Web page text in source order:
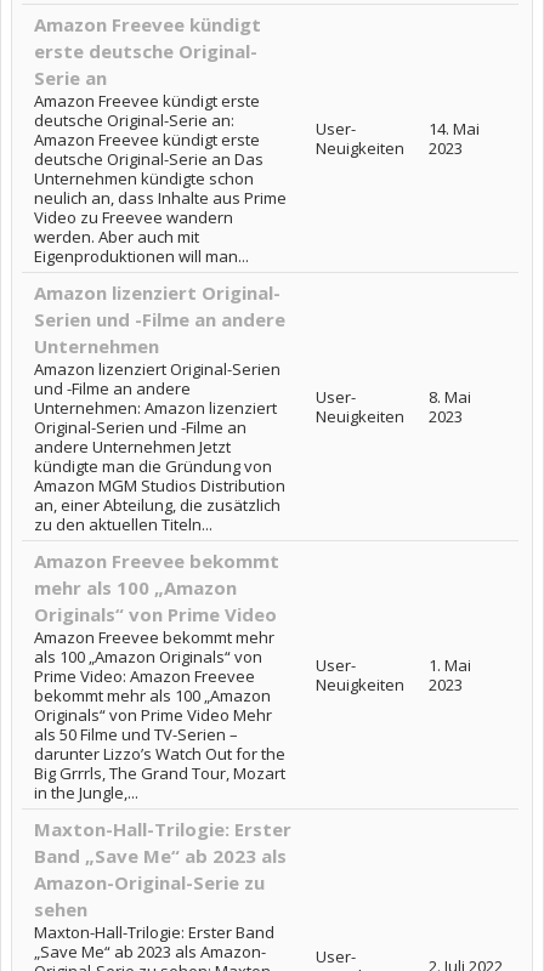
Amazon Freevee kündigt
erste deutsche Original-
Serie an
Amazon Freevee kündigt erste
deutsche Original-Serie an:
Amazon Freevee kündigt erste
deutsche Original-Serie an Das
Unternehmen kündigte schon
neulich an, dass Inhalte aus Prime
Video zu Freevee wandern
werden. Aber auch mit
Eigenproduktionen will man...
User-
Neuigkeiten
14. Mai
2023
Amazon lizenziert Original-
Serien und -Filme an andere
Unternehmen
Amazon lizenziert Original-Serien
und -Filme an andere
Unternehmen: Amazon lizenziert
Original-Serien und -Filme an
andere Unternehmen Jetzt
kündigte man die Gründung von
Amazon MGM Studios Distribution
an, einer Abteilung, die zusätzlich
zu den aktuellen Titeln...
User-
Neuigkeiten
8. Mai
2023
Amazon Freevee bekommt
mehr als 100 „Amazon
Originals“ von Prime Video
Amazon Freevee bekommt mehr
als 100 „Amazon Originals“ von
Prime Video: Amazon Freevee
bekommt mehr als 100 „Amazon
Originals“ von Prime Video Mehr
als 50 Filme und TV-Serien –
darunter Lizzo’s Watch Out for the
Big Grrrls, The Grand Tour, Mozart
in the Jungle,...
User-
Neuigkeiten
1. Mai
2023
Maxton-Hall-Trilogie: Erster
Band „Save Me“ ab 2023 als
Amazon-Original-Serie zu
sehen
Maxton-Hall-Trilogie: Erster Band
„Save Me“ ab 2023 als Amazon-
User-
2. Juli 2022